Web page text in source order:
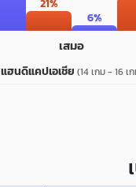
21%
6%
เสมอ
แฮนดิแคปเอเชีย (14 เกม - 16 เ